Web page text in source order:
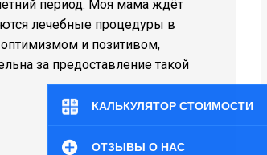
КАЛЬКУЛЯТОР СТОИМОСТИ
ОТЗЫВЫ О НАС
период. Моя мама ждёт
лечебные процедуры в
и позитивом,
за предоставление такой